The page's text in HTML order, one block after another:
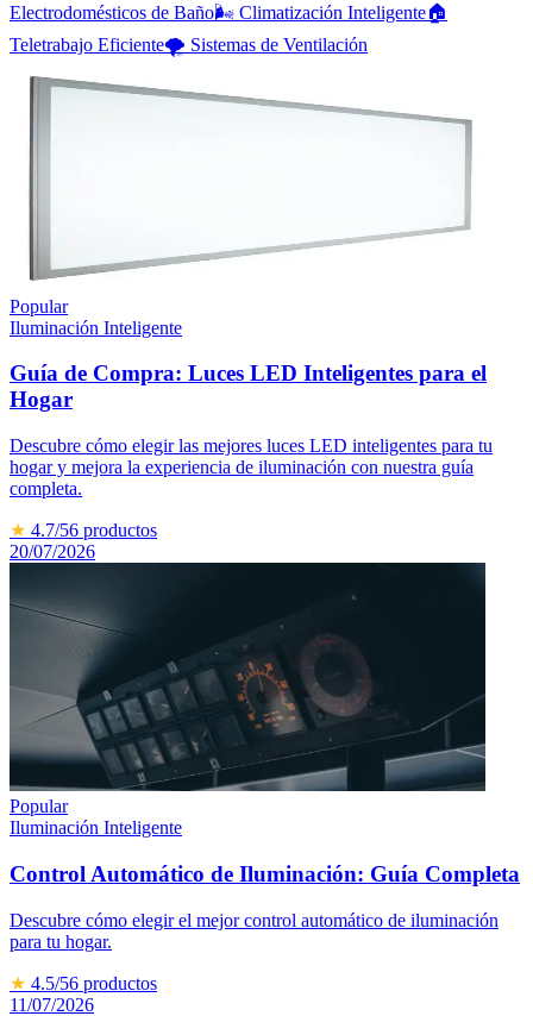
Electrodomésticos de Baño🌬️ Climatización Inteligente🏠
Teletrabajo Eficiente🌪️ Sistemas de Ventilación
Popular
Iluminación Inteligente
Guía de Compra: Luces LED Inteligentes para el
Hogar
Descubre cómo elegir las mejores luces LED inteligentes para tu
hogar y mejora la experiencia de iluminación con nuestra guía
completa.
★ 4.7/56 productos
20/07/2026
Popular
Iluminación Inteligente
Control Automático de Iluminación: Guía Completa
Descubre cómo elegir el mejor control automático de iluminación
para tu hogar.
★ 4.5/56 productos
11/07/2026